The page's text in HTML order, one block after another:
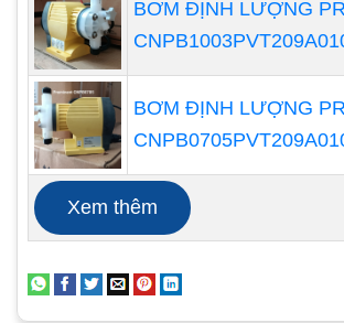
của hoá chất. Dưới đây là một số
biến của bơm định lượng hoá chất
BƠM ĐỊNH LƯỢNG
BƠM ĐỊNH LƯỢNG
Xem thêm